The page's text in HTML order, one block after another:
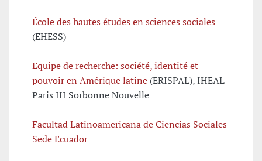
École des hautes études en sciences sociales
(EHESS)
Equipe de recherche: société, identité et
pouvoir en Amérique latine (ERISPAL), IHEAL -
Paris III Sorbonne Nouvelle
Facultad Latinoamericana de Ciencias Sociales
SedeEcuador